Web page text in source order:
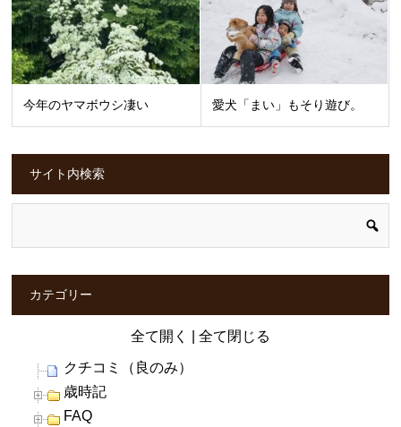
今年のヤマボウシ凄い 愛犬「まい」もそり遊び。
サイト内検索
カテゴリー
全て開く 全て閉じる
クチコミ（良のみ）
歳時記
FAQ